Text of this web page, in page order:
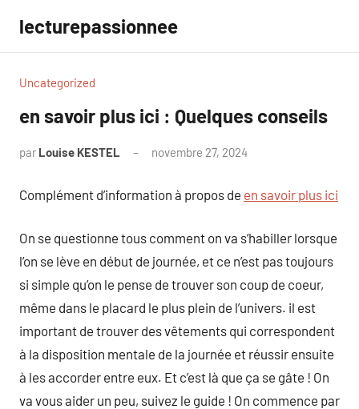
contenu
lecturepassionnee
Uncategorized
en savoir plus ici : Quelques conseils
par Louise KESTEL novembre 27, 2024
Complément d’information à propos de en savoir plus ici
On se questionne tous comment on va s’habiller lorsque
l’on se lève en début de journée, et ce n’est pas toujours
si simple qu’on le pense de trouver son coup de coeur,
même dans le placard le plus plein de l’univers. il est
important de trouver des vêtements qui correspondent
à la disposition mentale de la journée et réussir ensuite
à les accorder entre eux. Et c’est là que ça se gâte ! On
va vous aider un peu, suivez le guide ! On commence par